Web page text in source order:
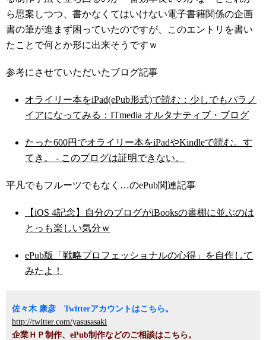
ら思案しつつ、書かなくてはいけない電子書籍関係の企画
書の筆が進まず困っていたのですが、このエントリを書い
たことで何とか形に出来そうですｗ
参考にさせていただいたブログ記事
オライリー本をiPad(ePub形式)で読む：少しでもパラノ
イアになってみる：ITmedia オルタナティブ・ブログ
たった600円でオライリー本をiPadやKindleで読む。す
てき。 - このブログは証明できない。
平凡でもフルーツでもなく…のePub関連記事
【iOS 4記念】自分のブログがiBooksの書棚に並ぶのは
とっも楽しい気分ｗ
ePub版「戦略プロフェッショナルの心得」を自作して
みたよ！
佐々木 康彦 Twitterアカウントはこちら。
http://twitter.com/yasusasaki
企業ＨＰ制作、ePub制作などのご相談はこちら。